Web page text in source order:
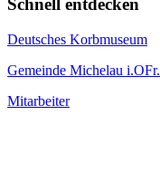
Schnell entdecken
Deutsches Korbmuseum
Gemeinde Michelau i.OFr.
Mitarbeiter